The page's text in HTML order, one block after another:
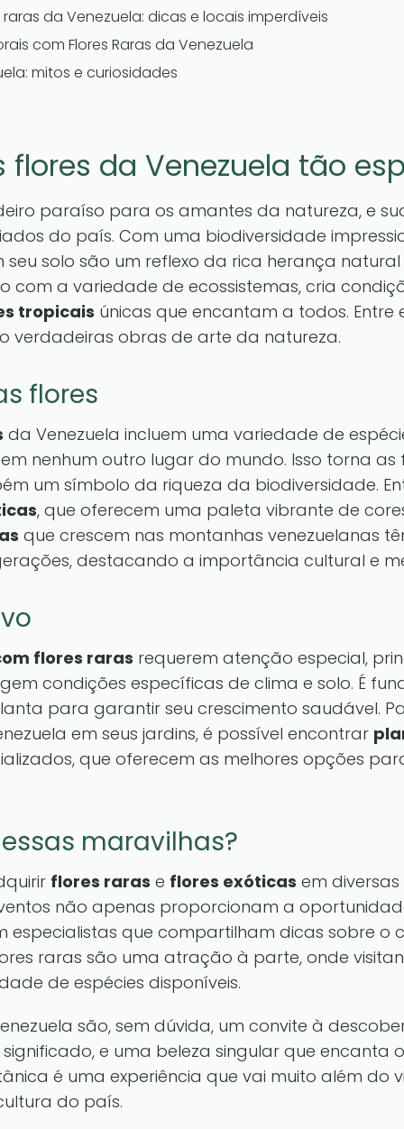
da Venezuela: dicas e locais imperdíveis
com Flores Raras da Venezuela
mitos e curiosidades
flores da Venezuela tão
paraíso para os amantes da natureza, e
do país. Com uma biodiversidade
solo são um reflexo da rica herança
com a variedade de ecossistemas, cria
tropicais únicas que encantam a todos. Entre
verdadeiras obras de arte da natureza.
flores
da Venezuela incluem uma variedade de
nenhum outro lugar do mundo. Isso torna
um símbolo da riqueza da biodiversidade.
, que oferecem uma paleta vibrante de
que crescem nas montanhas venezuelanas
destacando a importância cultural e
flores raras requerem atenção especial,
condições específicas de clima e solo. É
para garantir seu crescimento saudável.
em seus jardins, é possível encontrar
que oferecem as melhores opções
maravilhas?
flores raras e flores exóticas em
não apenas proporcionam a
que compartilham dicas sobre o
raras são uma atração à parte, onde
de espécies disponíveis.
são, sem dúvida, um convite à
e uma beleza singular que encanta
é uma experiência que vai muito além do
do país.